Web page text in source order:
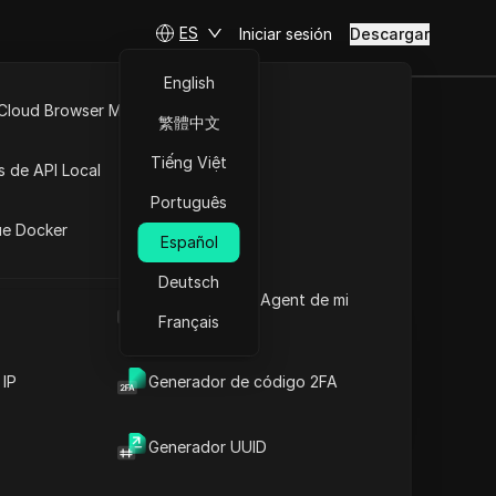
Cuál es el User Agent de mi
navegador
Generador de código 2FA
Generador UUID
Browser MCP
de API Local
Docker
ES
English
繁體中文
Tiếng Việt
Português
Español
Deutsch
Français
Iniciar sesión Descargar
IG?
Hacer preguntas
Abrir en ChatGPT
Hacer preguntas sobre esta página
Abrir en Claude
Hacer preguntas sobre esta página